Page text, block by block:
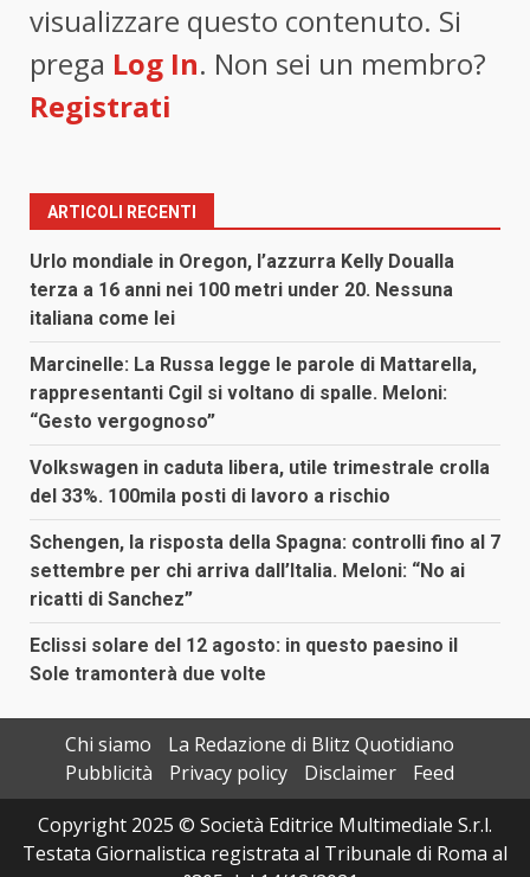
visualizzare questo contenuto. Si
prega Log In. Non sei un membro?
Registrati
ARTICOLI RECENTI
Urlo mondiale in Oregon, l’azzurra Kelly Doualla
terza a 16 anni nei 100 metri under 20. Nessuna
italiana come lei
Marcinelle: La Russa legge le parole di Mattarella,
rappresentanti Cgil si voltano di spalle. Meloni:
“Gesto vergognoso”
Volkswagen in caduta libera, utile trimestrale crolla
del 33%. 100mila posti di lavoro a rischio
Schengen, la risposta della Spagna: controlli fino al 7
settembre per chi arriva dall’Italia. Meloni: “No ai
ricatti di Sanchez”
Eclissi solare del 12 agosto: in questo paesino il
Sole tramonterà due volte
Chi siamo
La Redazione di Blitz Quotidiano
Pubblicità
Privacy policy Disclaimer
Feed
Copyright 2025 © Società Editrice Multimediale S.r.l.
Testata Giornalistica registrata al Tribunale di Roma al